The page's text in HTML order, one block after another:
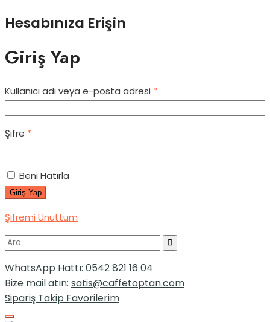
Hesabınıza Erişin
Giriş Yap
Kullanıcı adı veya e-posta adresi *
Şifre *
Beni Hatırla
Giriş Yap
Şifremi Unuttum
WhatsApp Hattı: 0542 821 16 04
Bize mail atın: satis@caffetoptan.com
Sipariş Takip Favorilerim